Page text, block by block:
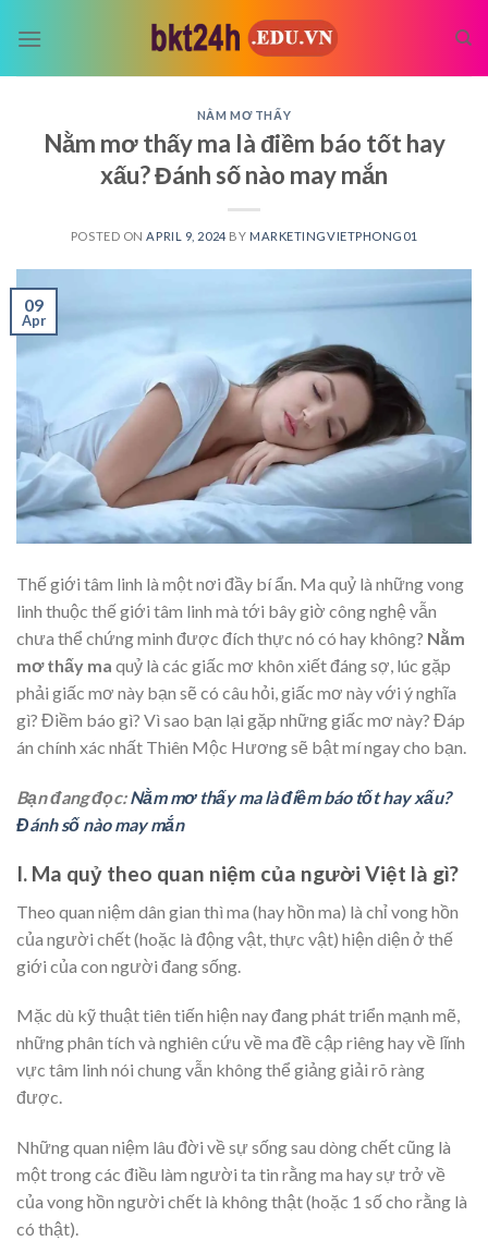
NẰM MƠ THẤY
Nằm mơ thấy ma là điềm báo tốt hay
xấu? Đánh số nào may mắn
POSTED ON APRIL 9, 2024 BY MARKETINGVIETPHONG01
09
Apr
Thế giới tâm linh là một nơi đầy bí ẩn. Ma quỷ là những vong
linh thuộc thế giới tâm linh mà tới bây giờ công nghệ vẫn
chưa thể chứng minh được đích thực nó có hay không? Nằm
mơ thấy ma quỷ là các giấc mơ khôn xiết đáng sợ, lúc gặp
phải giấc mơ này bạn sẽ có câu hỏi, giấc mơ này với ý nghĩa
gì? Điềm báo gì? Vì sao bạn lại gặp những giấc mơ này? Đáp
án chính xác nhất Thiên Mộc Hương sẽ bật mí ngay cho bạn.
Bạn đang đọc:Nằm mơ thấy ma là điềm báo tốt hay xấu?
Đánh số nào may mắn
I. Ma quỷ theo quan niệm của người Việt là gì?
Theo quan niệm dân gian thì ma (hay hồn ma) là chỉ vong hồn
của người chết (hoặc là động vật, thực vật) hiện diện ở thế
giới của con người đang sống.
Mặc dù kỹ thuật tiên tiến hiện nay đang phát triển mạnh mẽ,
những phân tích và nghiên cứu về ma đề cập riêng hay về lĩnh
vực tâm linh nói chung vẫn không thể giảng giải rõ ràng
được.
Những quan niệm lâu đời về sự sống sau dòng chết cũng là
một trong các điều làm người ta tin rằng ma hay sự trở về
của vong hồn người chết là không thật (hoặc 1 số cho rằng là
có thật).